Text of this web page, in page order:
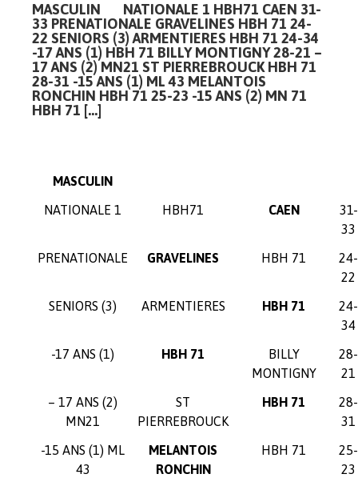
MASCULIN NATIONALE 1 HBH71 CAEN 31-
33 PRENATIONALE GRAVELINES HBH 71 24-
22 SENIORS (3) ARMENTIERES HBH 71 24-34
-17 ANS (1) HBH 71 BILLY MONTIGNY 28-21 –
17 ANS (2) MN21 ST PIERREBROUCK HBH 71
28-31 -15 ANS (1) ML 43 MELANTOIS
RONCHIN HBH 71 25-23 -15 ANS (2) MN 71
HBH 71 […]
MASCULIN
NATIONALE 1
HBH71 CAEN
31-
33
PRENATIONALE
GRAVELINES HBH 71
24-
22
SENIORS (3)
ARMENTIERES HBH 71
24-
34
-17 ANS (1)
HBH 71
BILLY
MONTIGNY
28-
21
– 17 ANS (2)
MN21
ST
PIERREBROUCK
HBH 71
28-
31
-15 ANS (1) ML
43
MELANTOIS
RONCHIN
HBH 71
25-
23